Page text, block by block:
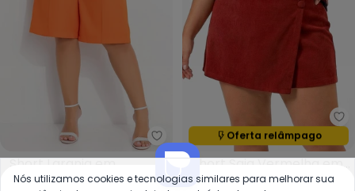
Quintess - Short Laranja em
Short Laranja em
Alfaiataria Bi Stretch
QUINTESS (22)
Oferta relâmpago
Termina em:02:31:57
Short Saia Vermelha em
Tecido Cotelê
QUINTESS (1)
Nós utilizamos cookies e tecnologias similares para melhorar sua